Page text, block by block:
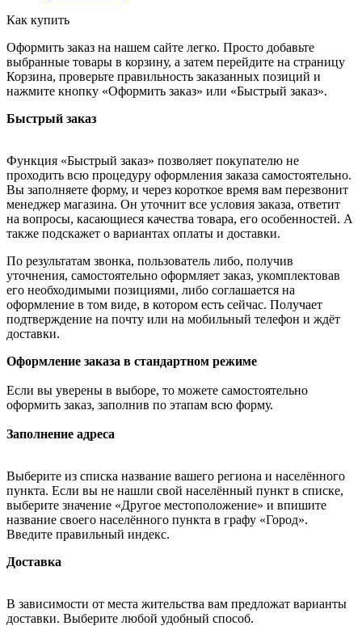
Как купить
Оформить заказ на нашем сайте легко. Просто добавьте
выбранные товары в корзину, а затем перейдите на страницу
Корзина, проверьте правильность заказанных позиций и
нажмите кнопку «Оформить заказ» или «Быстрый заказ».
Быстрый заказ
Функция «Быстрый заказ» позволяет покупателю не
проходить всю процедуру оформления заказа самостоятельно.
Вы заполняете форму, и через короткое время вам перезвонит
менеджер магазина. Он уточнит все условия заказа, ответит
на вопросы, касающиеся качества товара, его особенностей. А
также подскажет о вариантах оплаты и доставки.
По результатам звонка, пользователь либо, получив
уточнения, самостоятельно оформляет заказ, укомплектовав
его необходимыми позициями, либо соглашается на
оформление в том виде, в котором есть сейчас. Получает
подтверждение на почту или на мобильный телефон и ждёт
доставки.
Оформление заказа в стандартном режиме
Если вы уверены в выборе, то можете самостоятельно
оформить заказ, заполнив по этапам всю форму.
Заполнение адреса
Выберите из списка название вашего региона и населённого
пункта. Если вы не нашли свой населённый пункт в списке,
выберите значение «Другое местоположение» и впишите
название своего населённого пункта в графу «Город».
Введите правильный индекс.
Доставка
В зависимости от места жительства вам предложат варианты
доставки. Выберите любой удобный способ.